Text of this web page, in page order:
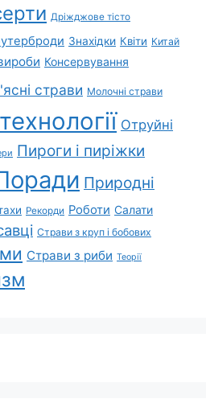
Дріжджове тісто
Знахідки Квіти Китай
Консервування
страви Молочні страви
Отруйні
Пироги і пиріжки
Природні
Рекорди Роботи Салати
Страви з круп і бобових
Страви з риби Теорії